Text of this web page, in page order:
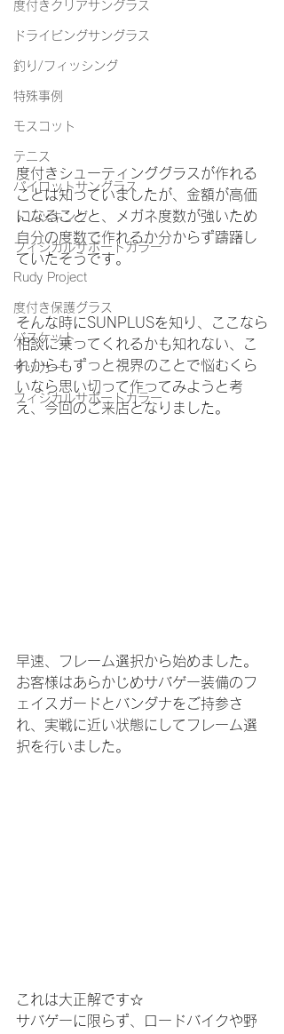
度付きクリアサングラス
ドライビングサングラス
釣り/フィッシング
特殊事例
モスコット
テニス
パイロットサングラス
トレッキング
フィジカルサポートカラー
Rudy Project
度付き保護グラス
バスケット
サッカー
フィジカルサポートカラー
度付きシューティンググラスが作れる
ことは知っていましたが、金額が高価
になることと、メガネ度数が強いため
自分の度数で作れるか分からず躊躇し
ていたそうです。
そんな時にSUNPLUSを知り、ここなら
相談に乗ってくれるかも知れない、こ
れからもずっと視界のことで悩むくら
いなら思い切って作ってみようと考
え、今回のご来店となりました。
早速、フレーム選択から始めました。
お客様はあらかじめサバゲー装備のフ
ェイスガードとバンダナをご持参さ
れ、実戦に近い状態にしてフレーム選
択を行いました。
これは大正解です☆
サバゲーに限らず、ロードバイクや野